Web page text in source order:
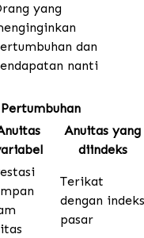
yang
dan
nanti
Anuitas yang
diindeks
Terikat
dengan indeks
pasar